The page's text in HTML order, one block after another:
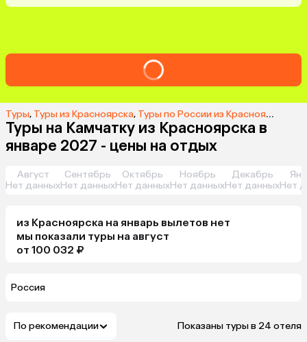
Туры, Туры из Красноярска, Туры по России из Красноярска
Туры на Камчатку из Красноярска в
январе 2027 - цены на отдых
Август
Нет данных
Сентябрь
Нет данных
Октябрь
Нет данных
Ноябрь
Нет данных
Декабрь
Нет данныхНет
из Красноярска на январь вылетов нет
мы показали туры на август
от 100 032 ₽
Россия
По рекомендации Показаны туры в 24 отеля